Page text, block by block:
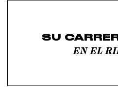
SU
EN EL